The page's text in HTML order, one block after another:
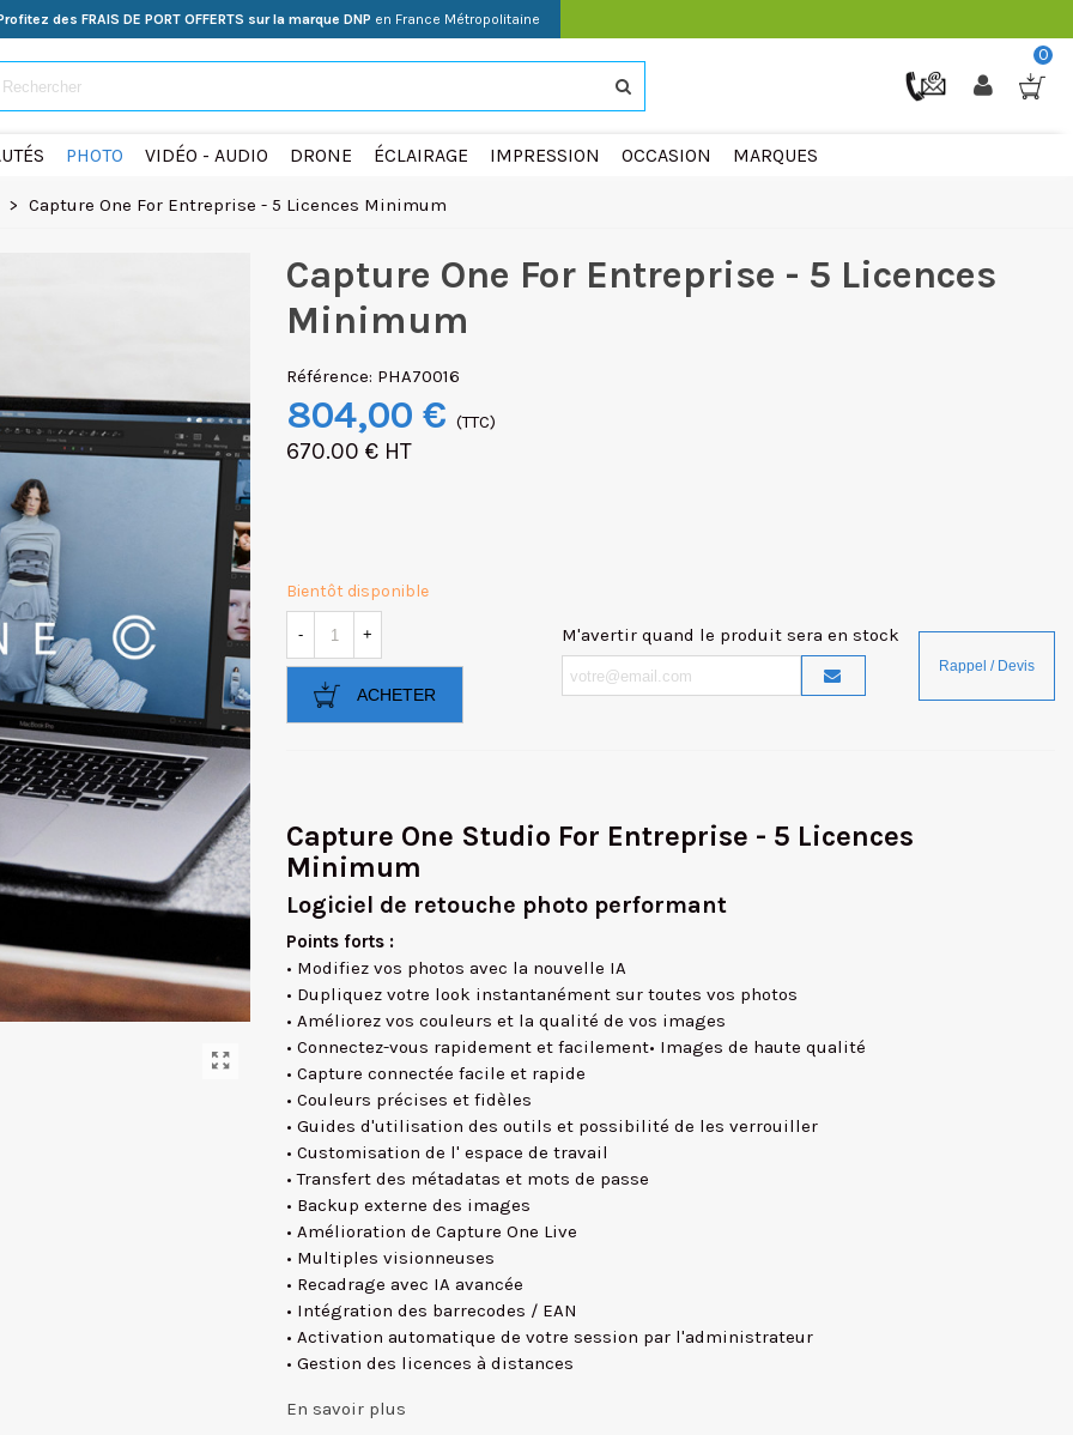
des FRAIS DE PORT OFFERTS sur la marque DNP en France Métropolitaine
0
PHOTO VIDÉO - AUDIO DRONE ÉCLAIRAGE IMPRESSION OCCASION MARQUES
> Capture One For Entreprise - 5 Licences Minimum
Capture One For Entreprise - 5 Licences
Minimum
Référence: PHA70016
804,00 € (TTC)
670.00 € HT
Bientôt disponible
- +
ACHETER
M'avertir quand le produit sera en stock
Capture One Studio For Entreprise - 5 Licences
Minimum
Logiciel de retouche photo performant
Points forts :
• Modifiez vos photos avec la nouvelle IA
• Dupliquez votre look instantanément sur toutes vos photos
• Améliorez vos couleurs et la qualité de vos images
• Connectez-vous rapidement et facilement• Images de haute qualité
• Capture connectée facile et rapide
• Couleurs précises et fidèles
• Guides d'utilisation des outils et possibilité de les verrouiller
• Customisation de l' espace de travail
• Transfert des métadatas et mots de passe
• Backup externe des images
• Amélioration de Capture One Live
• Multiples visionneuses
• Recadrage avec IA avancée
• Intégration des barrecodes / EAN
• Activation automatique de votre session par l'administrateur
• Gestion des licences à distances
En savoir plus